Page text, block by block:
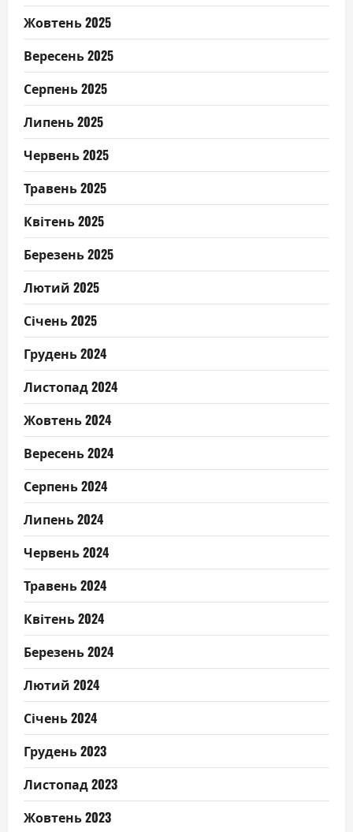
Жовтень 2025
Вересень 2025
Серпень 2025
Липень 2025
Червень 2025
Травень 2025
Квітень 2025
Березень 2025
Лютий 2025
Січень 2025
Грудень 2024
Листопад 2024
Жовтень 2024
Вересень 2024
Серпень 2024
Липень 2024
Червень 2024
Травень 2024
Квітень 2024
Березень 2024
Лютий 2024
Січень 2024
Грудень 2023
Листопад 2023
Жовтень 2023